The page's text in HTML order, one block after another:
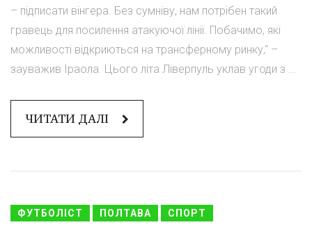
– підписати вінгера. Без сумніву, нам потрібен такий
гравець для посилення атакуючої лінії. Побачимо, які
можливості відкриються на трансферному ринку," –
зауважив Іраола. Цього літа Ліверпуль уклав угоди з ...
ЧИТАТИ ДАЛІ
ФУТБОЛІСТ ПОЛТАВА СПОРТ